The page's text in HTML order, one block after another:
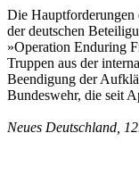
Die Hauptforderungen
der deutschen
»Operation Enduring
Truppen aus der
Beendigung der
Bundeswehr, die seit
Neues Deutschland,